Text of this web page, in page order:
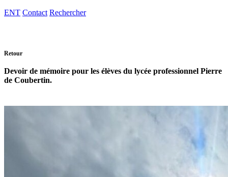
ENT Contact Rechercher
Retour
Devoir de mémoire pour les élèves du lycée professionnel Pierre
de Coubertin.